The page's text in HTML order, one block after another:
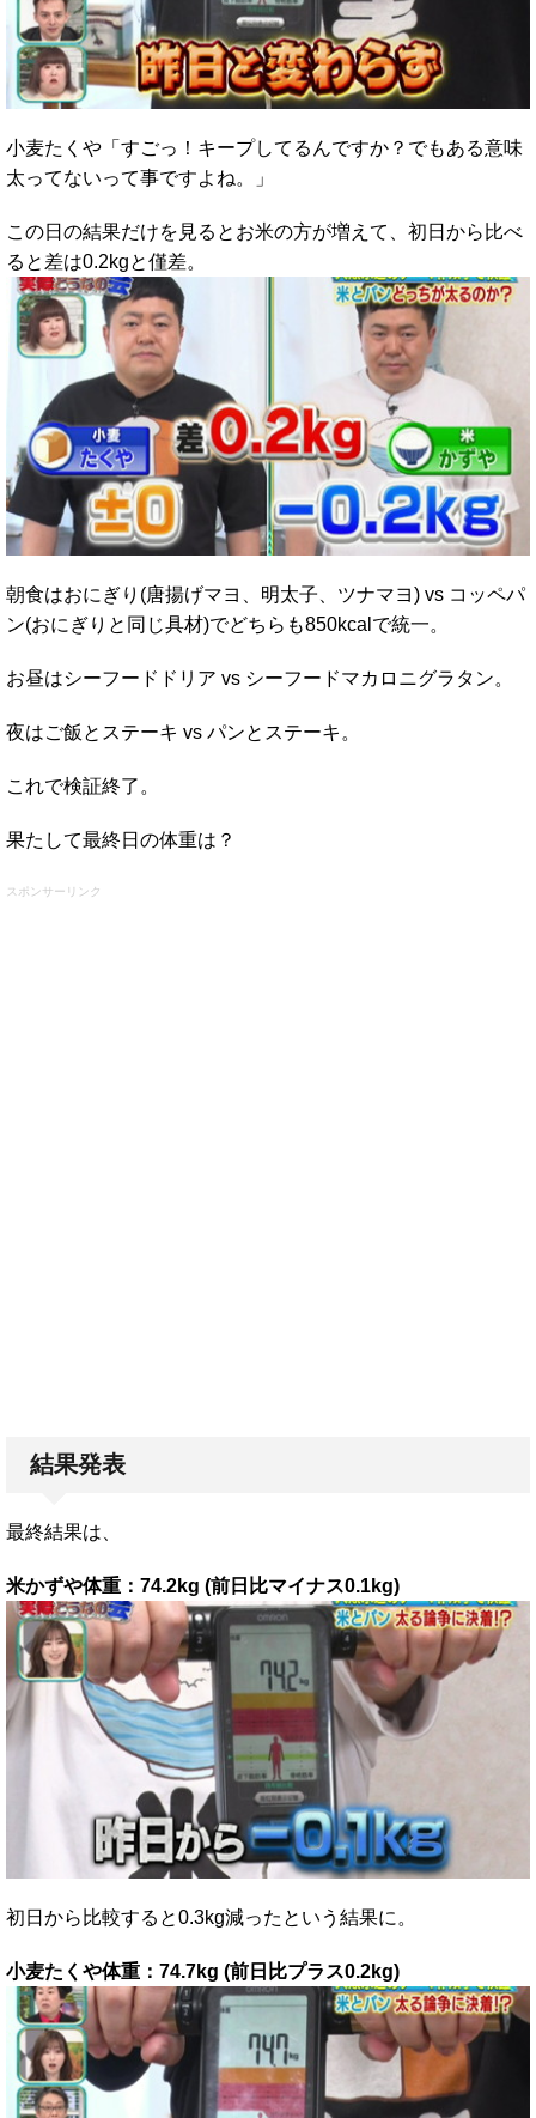
小麦たくや「すごっ！キープしてるんですか？でもある意味
太ってないって事ですよね。」
この日の結果だけを見るとお米の方が増えて、初日から比べ
ると差は0.2kgと僅差。
朝食はおにぎり(唐揚げマヨ、明太子、ツナマヨ) vs コッペパ
ン(おにぎりと同じ具材)でどちらも850kcalで統一。
お昼はシーフードドリア vs シーフードマカロニグラタン。
夜はご飯とステーキ vs パンとステーキ。
これで検証終了。
果たして最終日の体重は？
スポンサーリンク
結果発表
最終結果は、
米かずや体重：74.2kg (前日比マイナス0.1kg)
初日から比較すると0.3kg減ったという結果に。
小麦たくや体重：74.7kg (前日比プラス0.2kg)